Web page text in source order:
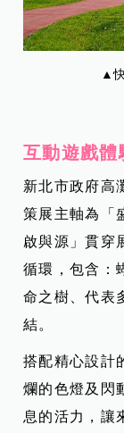
▲
互動遊戲體
新北市政府高
策展主軸為「
啟與源」貫穿
循環，包含：
命之樹、代表
結。
搭配精心設計
爛的色燈及閃
息的活力，讓